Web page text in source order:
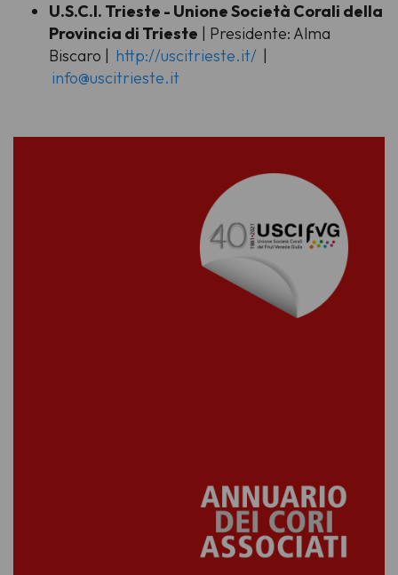
U.S.C.I. Trieste - Unione Società Corali della
Provincia di Trieste | Presidente: Alma
Biscaro | http://uscitrieste.it/ |
info@uscitrieste.it